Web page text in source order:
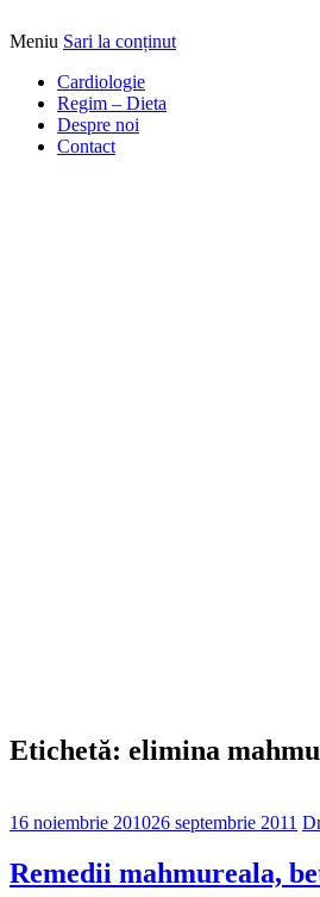
DrBendo.ro
Alimentatia sa iti fie
Meniu Sari la conținut
Cardiologie
Regim – Dieta
Despre noi
Contact
Etichetă: elimina
16 noiembrie 201026 septembrie 2011
Remedii mahmureala,